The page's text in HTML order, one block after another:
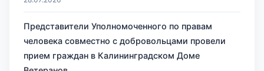
Представители Уполномоченного по правам
человека совместно с добровольцами провели
прием граждан в Калининградском Доме